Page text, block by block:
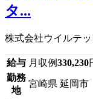
タ...
株式会社ウイルテッ
給与 月収例330,230
勤務
地
宮崎県 延岡市